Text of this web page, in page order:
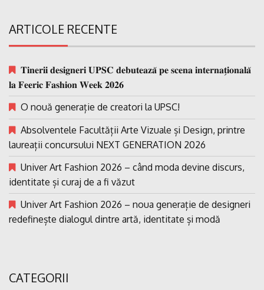
ARTICOLE RECENTE
𝐓𝐢𝐧𝐞𝐫𝐢𝐢 𝐝𝐞𝐬𝐢𝐠𝐧𝐞𝐫𝐢 𝐔𝐏𝐒𝐂 𝐝𝐞𝐛𝐮𝐭𝐞𝐚𝐳𝐚̆ 𝐩𝐞 𝐬𝐜𝐞𝐧𝐚 𝐢𝐧𝐭𝐞𝐫𝐧𝐚𝐭̗𝐢𝐨𝐧𝐚𝐥𝐚̆
𝐥𝐚 𝐅𝐞𝐞𝐫𝐢𝐜 𝐅𝐚𝐬𝐡𝐢𝐨𝐧 𝐖𝐞𝐞𝐤 𝟐𝟎𝟐𝟔
O nouă generație de creatori la UPSC!
Absolventele Facultății Arte Vizuale și Design, printre
laureații concursului NEXT GENERATION 2026
Univer Art Fashion 2026 – când moda devine discurs,
identitate și curaj de a fi văzut
Univer Art Fashion 2026 – noua generație de designeri
redefinește dialogul dintre artă, identitate și modă
CATEGORII